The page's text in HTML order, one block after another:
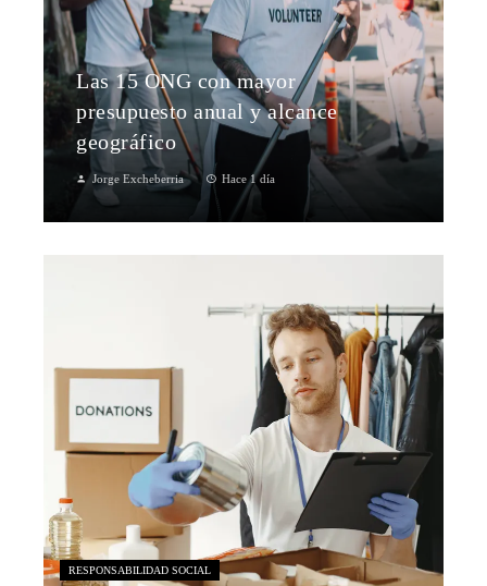
Las 15 ONG con mayor
presupuesto anual y alcance
geográfico
Jorge Excheberria Hace 1 día
RESPONSABILIDAD SOCIAL